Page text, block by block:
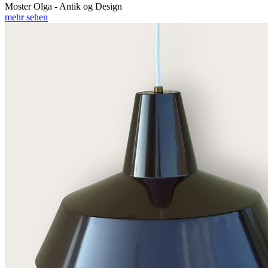
Moster Olga - Antik og Design
mehr sehen